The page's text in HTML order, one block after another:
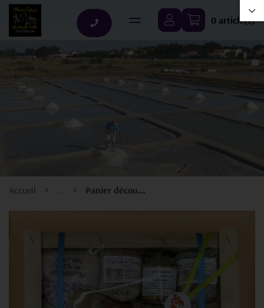
0 article(s)
Accueil Panier découverte N°1